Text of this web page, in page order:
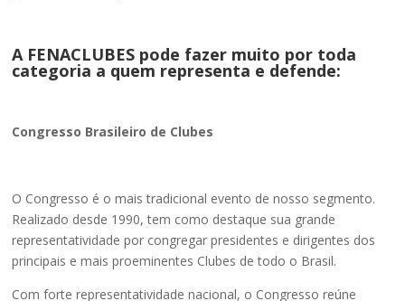
A FENACLUBES pode fazer muito por toda
categoria a quem representa e defende:
Congresso Brasileiro de Clubes
O Congresso é o mais tradicional evento de nosso segmento.
Realizado desde 1990, tem como destaque sua grande
representatividade por congregar presidentes e dirigentes dos
principais e mais proeminentes Clubes de todo o Brasil.
Com forte representatividade nacional, o Congresso reúne